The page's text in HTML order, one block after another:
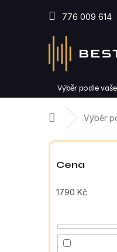
776 009 614
Výběr podle
Domů Výběr
o
Cena
1790 Kč